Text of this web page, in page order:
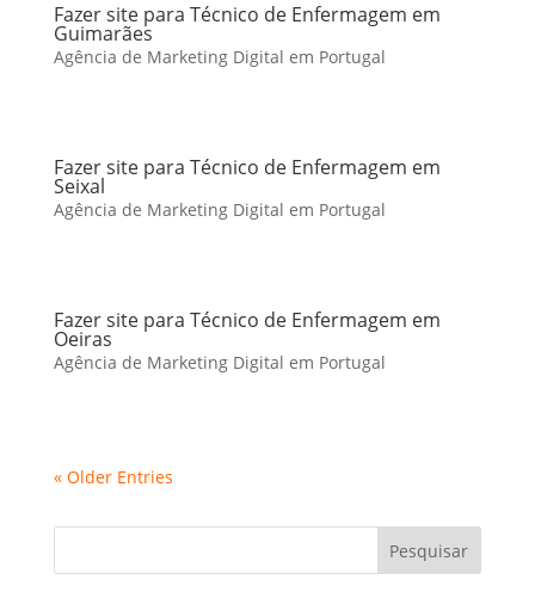
Fazer site para Técnico de Enfermagem em
Guimarães
Agência de Marketing Digital em Portugal
Fazer site para Técnico de Enfermagem em
Seixal
Agência de Marketing Digital em Portugal
Fazer site para Técnico de Enfermagem em
Oeiras
Agência de Marketing Digital em Portugal
« Older Entries
Pesquisar